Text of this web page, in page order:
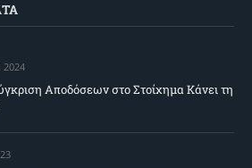
2024
Αποδόσεων στο Στοίχημα Κάνει τη